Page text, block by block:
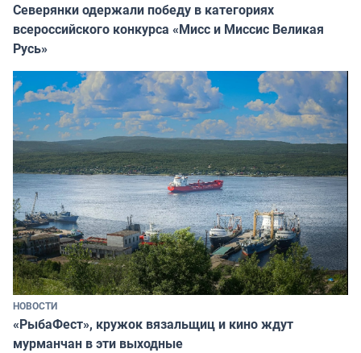
Северянки одержали победу в категориях
всероссийского конкурса «Мисс и Миссис Великая
Русь»
НОВОСТИ
«РыбаФест», кружок вязальщиц и кино ждут
мурманчан в эти выходные